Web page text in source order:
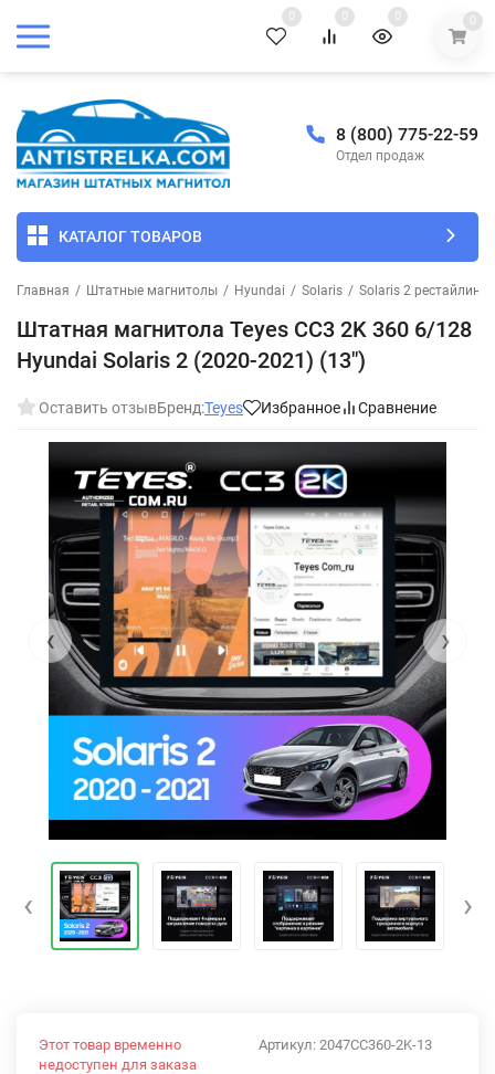
0 0 0 0
8 (800) 775-22-59
Отдел продаж
КАТАЛОГ ТОВАРОВ
Главная / Штатные магнитолы / Hyundai / Solaris / Solaris 2 рестайлинг
Штатная магнитола Teyes CC3 2K 360 6/128
Hyundai Solaris 2 (2020-2021) (13")
Оставить отзывБренд:Teyes Избранное Сравнение
‹ ›
‹ ›
Артикул: 2047CC360-2K-13
Этот товар временно
недоступен для заказа